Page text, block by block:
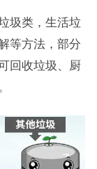
圾类，生活垃
等方法，部分
回收垃圾、厨